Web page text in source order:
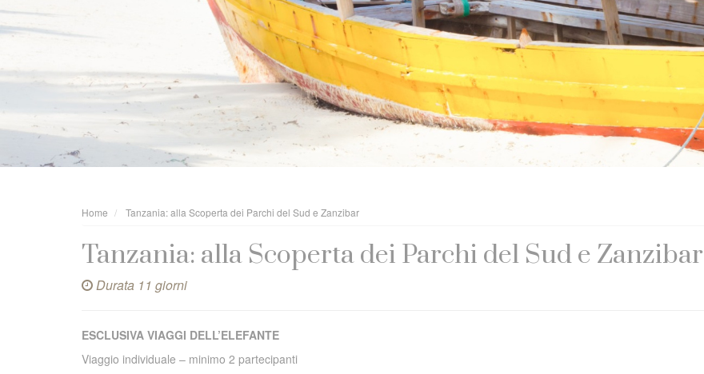
Home Tanzania: alla Scoperta dei Parchi del Sud e Zanzibar
Tanzania: alla Scoperta dei Parchi del Sud e Zanzibar
Durata 11 giorni
ESCLUSIVA VIAGGI DELL’ELEFANTE
Viaggio individuale – minimo 2 partecipanti